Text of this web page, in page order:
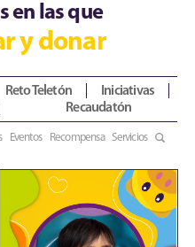
en las que
y donar
Reto Teletón
Iniciativas
Recaudatón
Eventos Recompensa Servicios